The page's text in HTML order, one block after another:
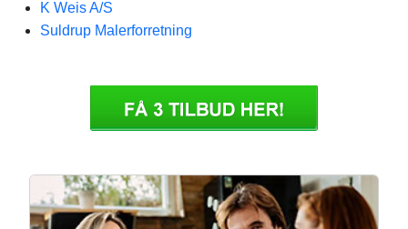
K Weis A/S
Suldrup Malerforretning